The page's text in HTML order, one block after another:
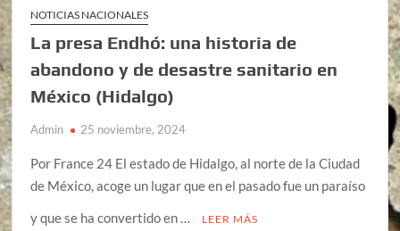
NOTICIAS NACIONALES
La presa Endhó: una historia de
abandono y de desastre sanitario en
México (Hidalgo)
Admin 25 noviembre, 2024
Por France 24 El estado de Hidalgo, al norte de la Ciudad
de México, acoge un lugar que en el pasado fue un paraíso
y que se ha convertido en …
LEER MÁS